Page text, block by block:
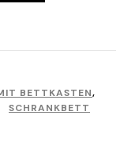
BETTKASTEN,
SCHRANKBETT